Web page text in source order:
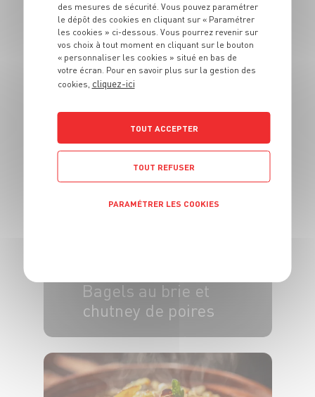
PLAT
hachée
4 pers. 20 min 20 min
Bagels au brie et
chutney de poires
des mesures de sécurité. Vous pouvez paramétrer
le dépôt des cookies en cliquant sur « Paramétrer
les cookies » ci-dessous. Vous pourrez revenir sur
vos choix à tout moment en cliquant sur le bouton
« personnaliser les cookies » situé en bas de
votre écran. Pour en savoir plus sur la gestion des
cookies, cliquez-ici
TOUT ACCEPTER
TOUT REFUSER
PARAMÉTRER LES COOKIES